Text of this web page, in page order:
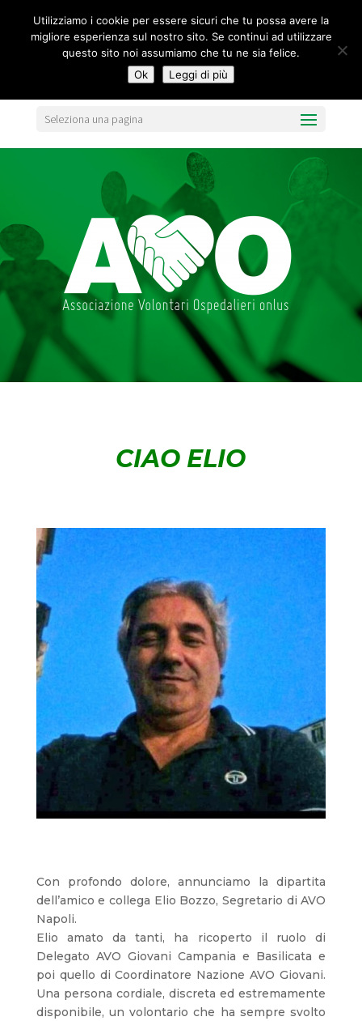
Seleziona una pagina
CIAO ELIO
Con profondo dolore, annunciamo la dipartita
dell’amico e collega Elio Bozzo, Segretario di AVO
Napoli.
Elio amato da tanti, ha ricoperto il ruolo di
Delegato AVO Giovani Campania e Basilicata e
poi quello di Coordinatore Nazione AVO Giovani.
Una persona cordiale, discreta ed estremamente
disponibile, un volontario che ha sempre svolto
Utilizziamo i cookie per essere sicuri che tu possa avere la
migliore esperienza sul nostro sito. Se continui ad utilizzare
questo sito noi assumiamo che tu ne sia felice.
Ok
Leggi di più